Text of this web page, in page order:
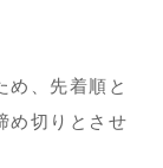
め、先着順と
め切りとさせ